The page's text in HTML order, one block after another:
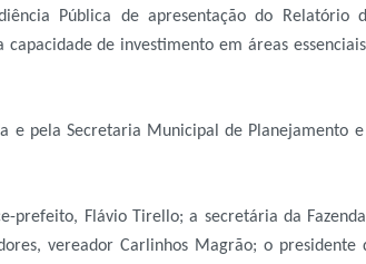
Pública de apresentação do Relatório
de investimento em áreas
e pela Secretaria Municipal de Planejamento
prefeito, Flávio Tirello; a secretária da
vereador Carlinhos Magrão; o presidente